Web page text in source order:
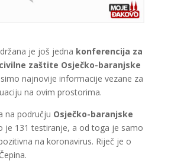
je još jedna konferencija za
zaštite Osječko-baranjske
najnovije informacije vezane za
na ovim prostorima.
na području Osječko-baranjske
je 131 testiranje, a od toga je samo
na koronavirus. Riječ je o